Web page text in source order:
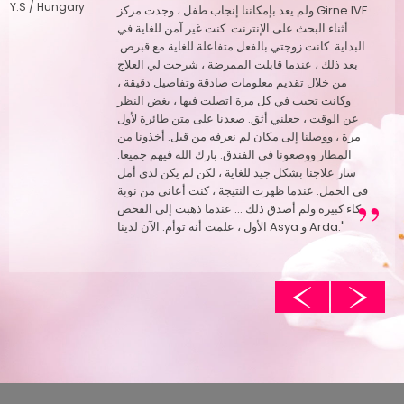
The factor that most affects the level of
success in IVF treatment; Undoubtedly, it is
the production of a large number of eggs in
the female ovaries. Therefore, thanks to
the drugs that we told our patient to use
during counseling, the ovaries are
controlled and egg development is ensured.
These drugs we are talking about are
injections made under the skin or into the
muscle. It takes an estimated 10-12 days to
control the ovaries by means of drugs. In
order for you to follow the status of your
checked several times and the dose of your
drugs is adjusted by looking at the hormone
ولم يعد بإمكاننا إنجاب طفل ، وجدت مركز Girne IVF
أثناء البحث على الإنترنت. كنت غير آمن للغاية في
البداية. كانت زوجتي بالفعل متفاعلة للغاية مع قبرص.
بعد ذلك ، عندما قابلت الممرضة ، شرحت لي العلاج
من خلال تقديم معلومات صادقة وتفاصيل دقيقة ،
وكانت تجيب في كل مرة اتصلت فيها ، بغض النظر
عن الوقت ، جعلني أثق. صعدنا على متن طائرة لأول
مرة ، ووصلنا إلى مكان لم نعرفه من قبل. أخذونا من
المطار ووضعونا في الفندق. بارك الله فيهم جميعا.
سار علاجنا بشكل جيد للغاية ، لكن لم يكن لدي أمل
في الحمل. عندما ظهرت النتيجة ، كنت أعاني من نوبة
بكاء كبيرة ولم أصدق ذلك ... عندما ذهبت إلى الفحص
الأول ، علمت أنه توأم. الآن لدينا Asya و Arda."
Y.S / Hungary
نحن نعيش أيامًا سعيدة للغاية شكرًا لك ، مع تحياتي
Uzbekistan